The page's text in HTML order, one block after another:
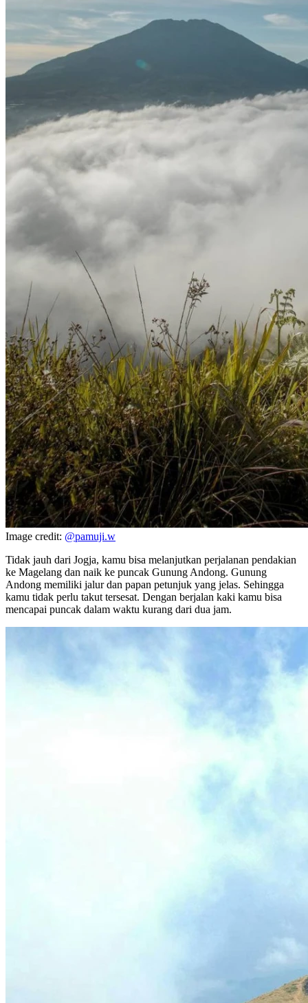
Image credit: @pamuji.w
Tidak jauh dari Jogja, kamu bisa melanjutkan perjalanan pendakian
ke Magelang dan naik ke puncak Gunung Andong. Gunung
Andong memiliki jalur dan papan petunjuk yang jelas. Sehingga
kamu tidak perlu takut tersesat. Dengan berjalan kaki kamu bisa
mencapai puncak dalam waktu kurang dari dua jam.